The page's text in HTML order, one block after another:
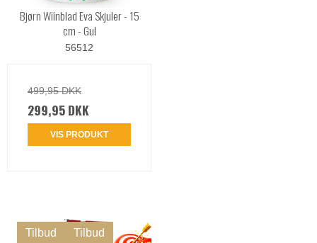
Bjørn Wiinblad Eva Skjuler - 15
cm - Gul
56512
499,95 DKK
299,95 DKK
VIS PRODUKT
Tilbud Tilbud